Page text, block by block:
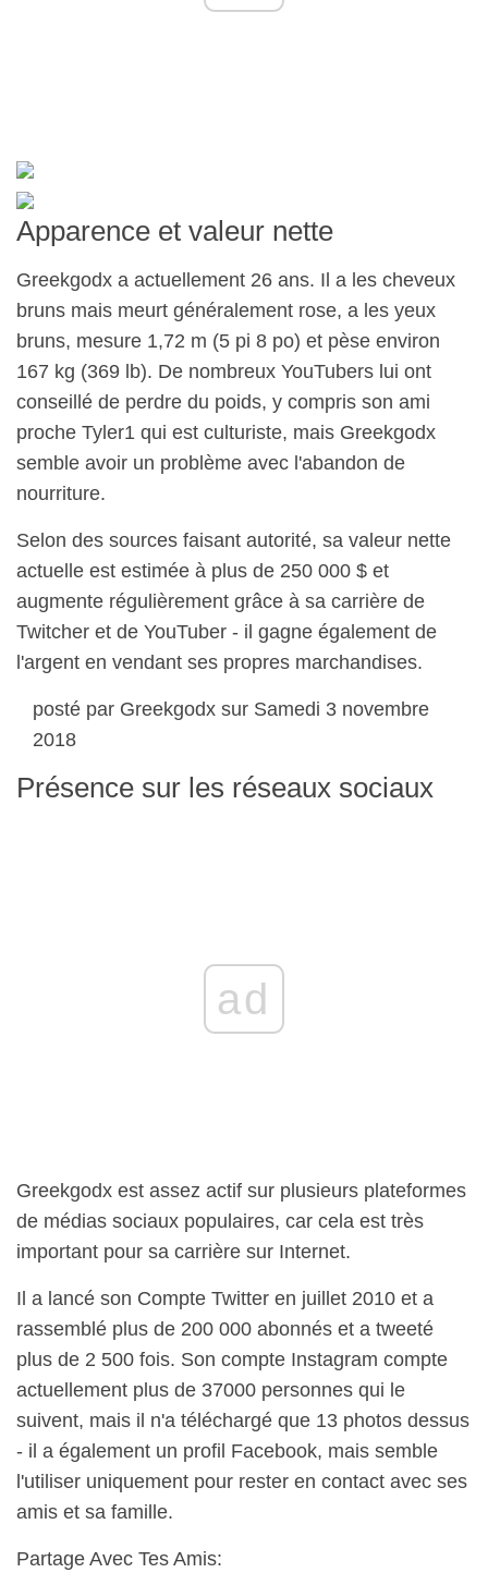
Apparence et valeur nette
Greekgodx a actuellement 26 ans. Il a les cheveux
bruns mais meurt généralement rose, a les yeux
bruns, mesure 1,72 m (5 pi 8 po) et pèse environ
167 kg (369 lb). De nombreux YouTubers lui ont
conseillé de perdre du poids, y compris son ami
proche Tyler1 qui est culturiste, mais Greekgodx
semble avoir un problème avec l'abandon de
nourriture.
Selon des sources faisant autorité, sa valeur nette
actuelle est estimée à plus de 250 000 $ et
augmente régulièrement grâce à sa carrière de
Twitcher et de YouTuber - il gagne également de
l'argent en vendant ses propres marchandises.
posté par Greekgodx sur Samedi 3 novembre
2018
Présence sur les réseaux sociaux
ad
Greekgodx est assez actif sur plusieurs plateformes
de médias sociaux populaires, car cela est très
important pour sa carrière sur Internet.
Il a lancé son Compte Twitter en juillet 2010 et a
rassemblé plus de 200 000 abonnés et a tweeté
plus de 2 500 fois. Son compte Instagram compte
actuellement plus de 37000 personnes qui le
suivent, mais il n'a téléchargé que 13 photos dessus
- il a également un profil Facebook, mais semble
l'utiliser uniquement pour rester en contact avec ses
amis et sa famille.
Partage Avec Tes Amis: